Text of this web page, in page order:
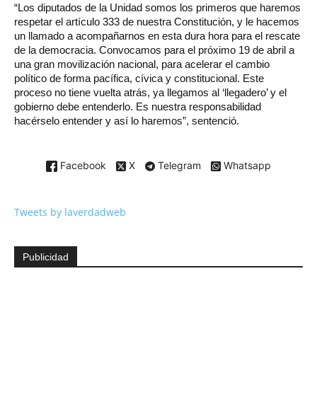
“Los diputados de la Unidad somos los primeros que haremos
respetar el artículo 333 de nuestra Constitución, y le hacemos
un llamado a acompañarnos en esta dura hora para el rescate
de la democracia. Convocamos para el próximo 19 de abril a
una gran movilización nacional, para acelerar el cambio
político de forma pacífica, cívica y constitucional. Este
proceso no tiene vuelta atrás, ya llegamos al ‘llegadero’ y el
gobierno debe entenderlo. Es nuestra responsabilidad
hacérselo entender y así lo haremos”, sentenció.
Facebook X Telegram Whatsapp
Tweets by laverdadweb
Publicidad